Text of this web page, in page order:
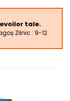
tale.
Zilnic : 9-12